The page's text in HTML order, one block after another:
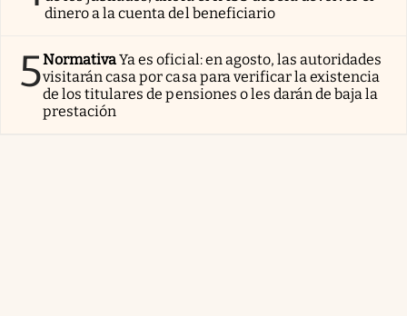
dinero a la cuenta del beneficiario
5NormativaYa es oficial: en agosto, las autoridades
visitarán casa por casa para verificar la existencia
de los titulares de pensiones o les darán de baja la
prestación